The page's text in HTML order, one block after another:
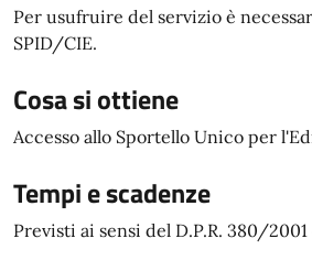
Per usufruire del servizio è
SPID/CIE.
Cosa si ottiene
Accesso allo Sportello Unico per
Tempi e scadenze
Previsti ai sensi del D.P.R. 380/2001